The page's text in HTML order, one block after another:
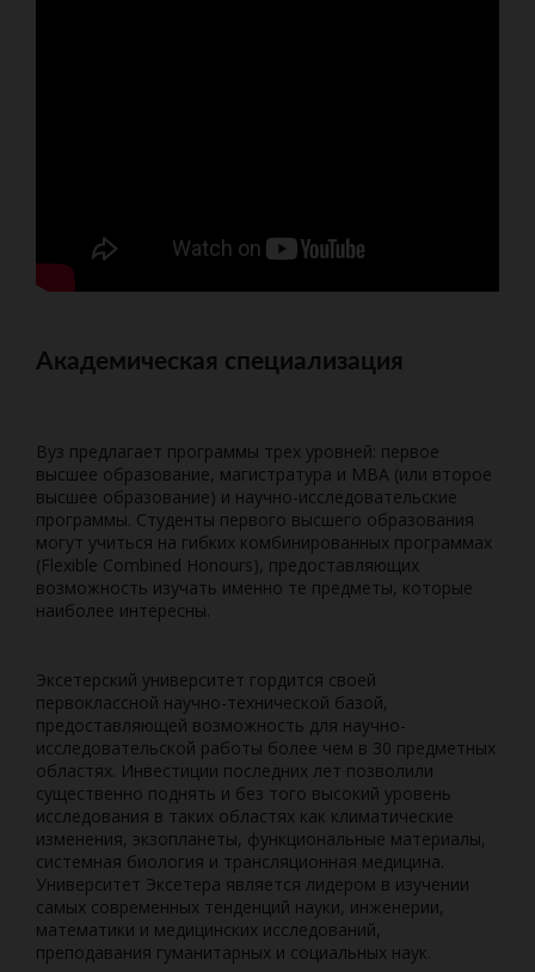
Академическая специализация
Вуз предлагает программы трех уровней: первое
высшее образование, магистратура и MBA (или второе
высшее образование) и научно-исследовательские
программы. Студенты первого высшего образования
могут учиться на гибких комбинированных программах
(Flexible Combined Honours), предоставляющих
возможность изучать именно те предметы, которые
наиболее интересны.
Эксетерский университет гордится своей
первоклассной научно-технической базой,
предоставляющей возможность для научно-
исследовательской работы более чем в 30 предметных
областях. Инвестиции последних лет позволили
существенно поднять и без того высокий уровень
исследования в таких областях как климатические
изменения, экзопланеты, функциональные материалы,
системная биология и трансляционная медицина.
Университет Эксетерa является лидером в изучении
самых современных тенденций науки, инженерии,
математики и медицинских исследований,
преподавания гуманитарных и социальных наук.